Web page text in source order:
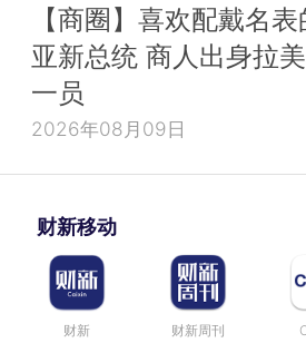
【商圈】喜欢配戴名
亚新总统 商人出身拉
一员
2026年08月09日
财新移动
财新 财新周刊